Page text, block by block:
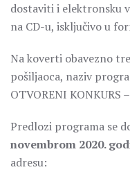
dostaviti i elektronsku
na CD-u, isključivo u
Na koverti obavezno
pošiljaoca, naziv
OTVORENI KONKURS
Predlozi programa se
novembrom 2020.
adresu: